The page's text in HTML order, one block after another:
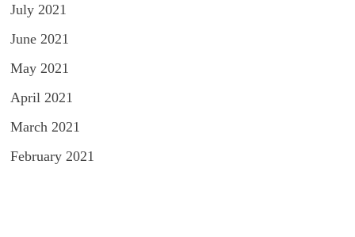
July 2021
June 2021
May 2021
April 2021
March 2021
February 2021